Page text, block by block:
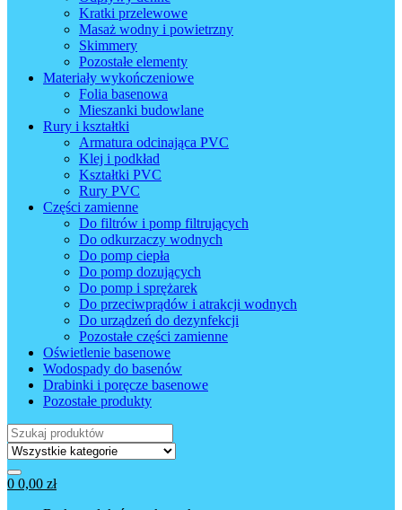
Kratki przelewowe
Masaż wodny i powietrzny
Skimmery
Pozostałe elementy
Materiały wykończeniowe
Folia basenowa
Mieszanki budowlane
Rury i kształtki
Armatura odcinająca PVC
Klej i podkład
Kształtki PVC
Rury PVC
Części zamienne
Do filtrów i pomp filtrujących
Do odkurzaczy wodnych
Do pomp ciepła
Do pomp dozujących
Do pomp i sprężarek
Do przeciwprądów i atrakcji wodnych
Do urządzeń do dezynfekcji
Pozostałe części zamienne
Oświetlenie basenowe
Wodospady do basenów
Drabinki i poręcze basenowe
Pozostałe produkty
Wyszukaj:
0 0,00 zł